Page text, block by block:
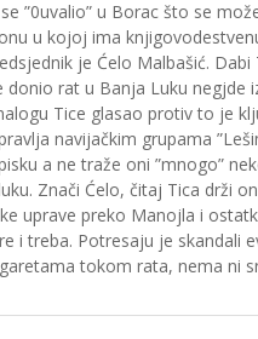
”0uvalio” u Borac što se
u kojoj ima
je Ćelo Malbašić.
rat u Banja Luku negjde
Tice glasao protiv to je
navijačkim grupama
a ne traže oni ”mnogo”
Znači Ćelo, čitaj Tica drži
uprave preko Manojla i
i treba. Potresaju je skandali
tokom rata, nema ni